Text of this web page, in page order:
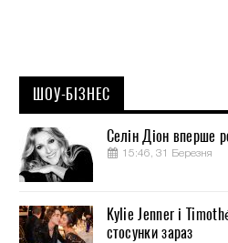
ШОУ-БІЗНЕС
Селін Діон вперше
15:46, 31 Березня
Kylie Jenner і
стосунки зараз